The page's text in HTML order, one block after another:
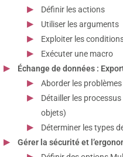
Définir les actions
Utiliser les arguments
Exploiter les
Exécuter une macro
Échange de données :
Aborder les
Détailler les
objets)
Déterminer les types
Gérer la sécurité et